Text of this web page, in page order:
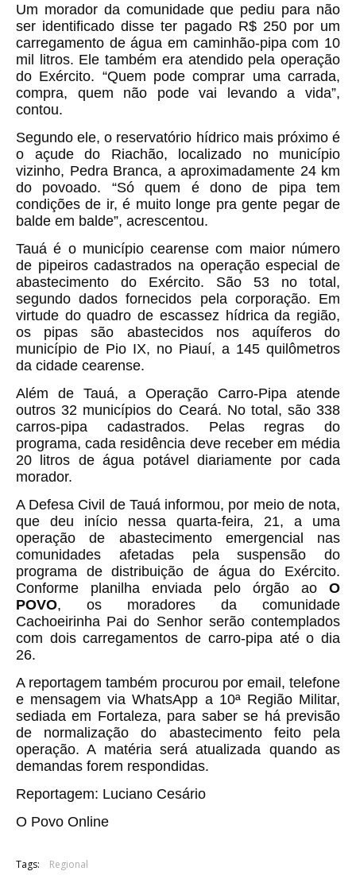
Um morador da comunidade que pediu para não
ser identificado disse ter pagado R$ 250 por um
carregamento de água em caminhão-pipa com 10
mil litros. Ele também era atendido pela operação
do Exército. “Quem pode comprar uma carrada,
compra, quem não pode vai levando a vida”,
contou.
Segundo ele, o reservatório hídrico mais próximo é
o açude do Riachão, localizado no município
vizinho, Pedra Branca, a aproximadamente 24 km
do povoado. “Só quem é dono de pipa tem
condições de ir, é muito longe pra gente pegar de
balde em balde”, acrescentou.
Tauá é o município cearense com maior número
de pipeiros cadastrados na operação especial de
abastecimento do Exército. São 53 no total,
segundo dados fornecidos pela corporação. Em
virtude do quadro de escassez hídrica da região,
os pipas são abastecidos nos aquíferos do
município de Pio IX, no Piauí, a 145 quilômetros
da cidade cearense.
Além de Tauá, a Operação Carro-Pipa atende
outros 32 municípios do Ceará. No total, são 338
carros-pipa cadastrados. Pelas regras do
programa, cada residência deve receber em média
20 litros de água potável diariamente por cada
morador.
A Defesa Civil de Tauá informou, por meio de nota,
que deu início nessa quarta-feira, 21, a uma
operação de abastecimento emergencial nas
comunidades afetadas pela suspensão do
programa de distribuição de água do Exército.
Conforme planilha enviada pelo órgão ao O
POVO, os moradores da comunidade
Cachoeirinha Pai do Senhor serão contemplados
com dois carregamentos de carro-pipa até o dia
26.
A reportagem também procurou por email, telefone
e mensagem via WhatsApp a 10ª Região Militar,
sediada em Fortaleza, para saber se há previsão
de normalização do abastecimento feito pela
operação. A matéria será atualizada quando as
demandas forem respondidas.
Reportagem: Luciano Cesário
O Povo Online
Tags: Regional